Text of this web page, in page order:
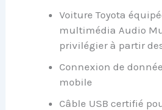
Voiture Toyota
multimédia Audio
privilégier à partir
Connexion de
mobile
Câble USB certifié